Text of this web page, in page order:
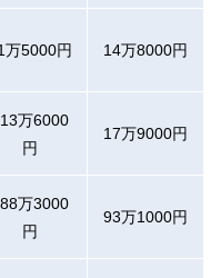
万5000円 14万8000円
万6000
円
17万9000円
万3000
円
93万1000円